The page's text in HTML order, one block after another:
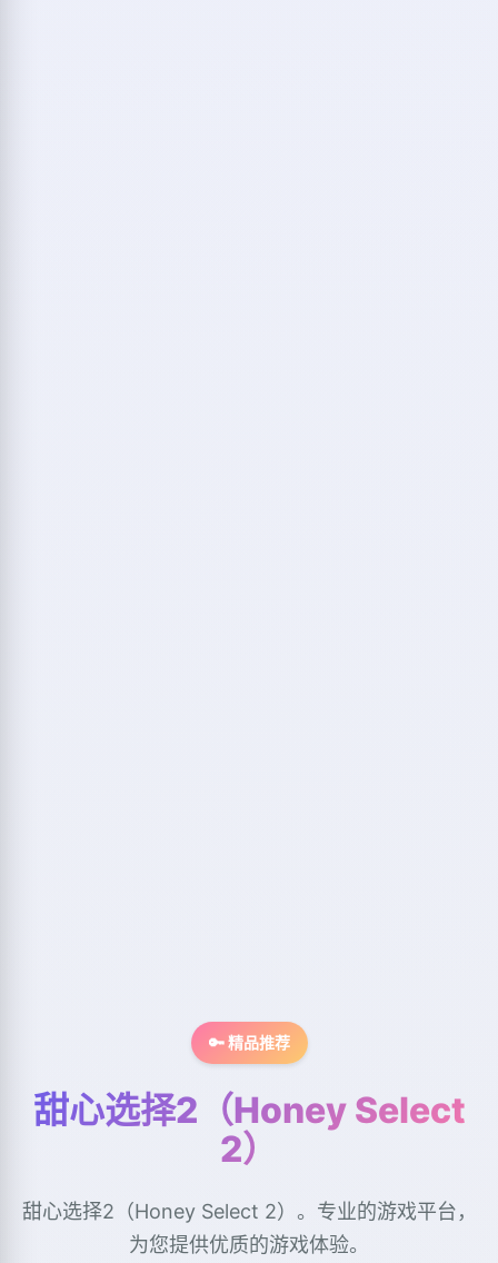
🔑 精品推荐
甜心选择2（Honey Select
2）
甜心选择2（Honey Select 2）。专业的游戏平台，
为您提供优质的游戏体验。